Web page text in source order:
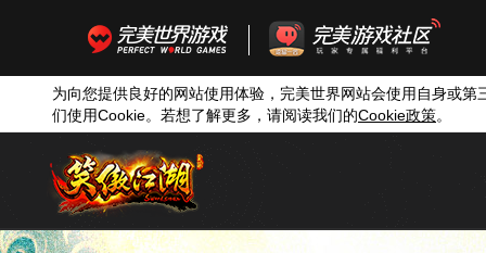
为向您提供良好的网站使用体验，完美世界网站会使用自身或第
们使用Cookie。若想了解更多，请阅读我们的Cookie政策。